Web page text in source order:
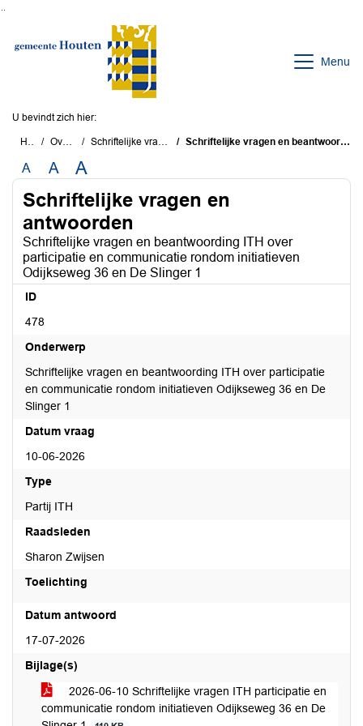
Menu
U bevindt zich hier:
Home Overzichten Schriftelijke vragen en antwoorden Schriftelijke vragen en beantwoording ITH over participatie en communicatie rondom initiatieven Odijkseweg 36 en De Slinger 1
A A A
Schriftelijke vragen en
antwoorden
Schriftelijke vragen en beantwoording ITH over
participatie en communicatie rondom initiatieven
Odijkseweg 36 en De Slinger 1
ID
478
Onderwerp
Schriftelijke vragen en beantwoording ITH over participatie
en communicatie rondom initiatieven Odijkseweg 36 en De
Slinger 1
Datum vraag
10-06-2026
Type
Partij ITH
Raadsleden
Sharon Zwijsen
Toelichting
Datum antwoord
17-07-2026
Bijlage(s)
2026-06-10 Schriftelijke vragen ITH participatie en
communicatie rondom initiatieven Odijkseweg 36 en De